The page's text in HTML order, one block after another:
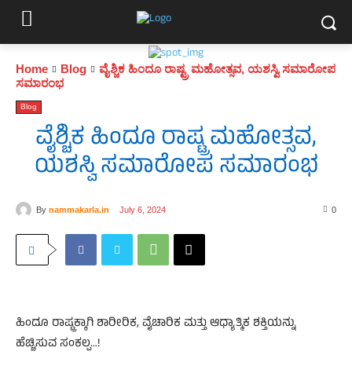
Home Blog
ವೈಶ್ಚಿಕ ಹಿಂದೂ ರಾಷ್ಟ್ರ ಮಹೋತ್ಸವ, ಯಶಸ್ವಿ ಸಮಾರೋಪ
ಸಮಾರಂಭ
Blog
ವೈಶ್ಚಿಕ ಹಿಂದೂ ರಾಷ್ಟ್ರ ಮಹೋತ್ಸವ,
ಯಶಸ್ವಿ ಸಮಾರೋಪ ಸಮಾರಂಭ
By nammakarla.in July 6, 2024 0
ಹಿಂದೂ ರಾಷ್ಟ್ರಕ್ಕಾಗಿ ಶಾರೀರಿಕ, ವೈಚಾರಿಕ ಮತ್ತು ಆಧ್ಯಾತ್ಮಿಕ ಶಕ್ತಿಯನ್ನು
ಹೆಚ್ಚಿಸುವ ಸಂಕಲ್ಪ…!